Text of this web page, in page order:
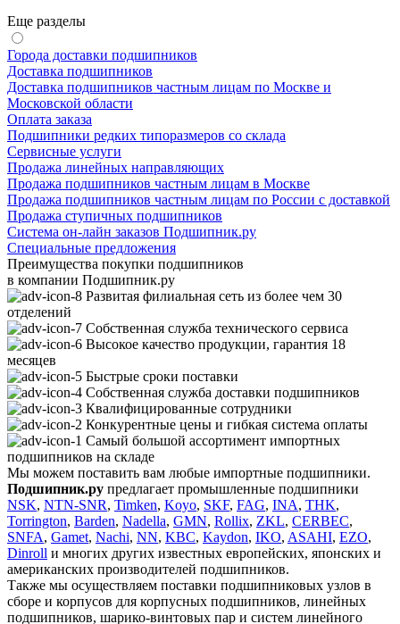
Еще разделы
Города доставки подшипников
Доставка подшипников
Доставка подшипников частным лицам по Москве и
Московской области
Оплата заказа
Подшипники редких типоразмеров со склада
Сервисные услуги
Продажа линейных направляющих
Продажа подшипников частным лицам в Москве
Продажа подшипников частным лицам по России с доставкой
Продажа ступичных подшипников
Система он-лайн заказов Подшипник.ру
Специальные предложения
Преимущества покупки подшипников
в компании Подшипник.ру
Развитая филиальная сеть из более чем 30
отделений
Собственная служба технического сервиса
Высокое качество продукции, гарантия 18
месяцев
Быстрые сроки поставки
Собственная служба доставки подшипников
Квалифицированные сотрудники
Конкурентные цены и гибкая система оплаты
Самый большой ассортимент импортных
подшипников на складе
Мы можем поставить вам любые импортные подшипники.
Подшипник.ру предлагает промышленные подшипники
NSK, NTN-SNR, Timken, Koyo, SKF, FAG, INA, THK,
Torrington, Barden, Nadella, GMN, Rollix, ZKL, CERBEC,
SNFA, Gamet, Nachi, NN, KBC, Kaydon, IKO, ASAHI, EZO,
Dinroll и многих других известных европейских, японских и
американских производителей подшипников.
Также мы осуществляем поставки подшипниковых узлов в
сборе и корпусов для корпусных подшипников, линейных
подшипников, шарико-винтовых пар и систем линейного